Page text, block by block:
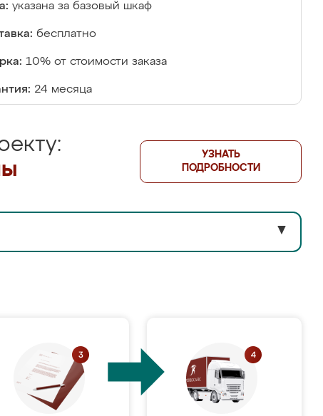
указана за базовый шкаф
бесплатно
10% от стоимости заказа
24 месяца
УЗНАТЬ
ПОДРОБНОСТИ
▼